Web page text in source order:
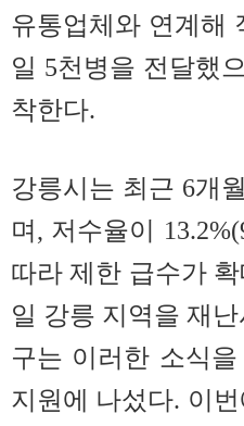
유통업체와 연계해
일 5천병을 전달했
착한다.
강릉시는 최근 6개
며, 저수율이
따라 제한 급수가
일 강릉 지역을 재
구는 이러한 소식
지원에 나섰다. 이